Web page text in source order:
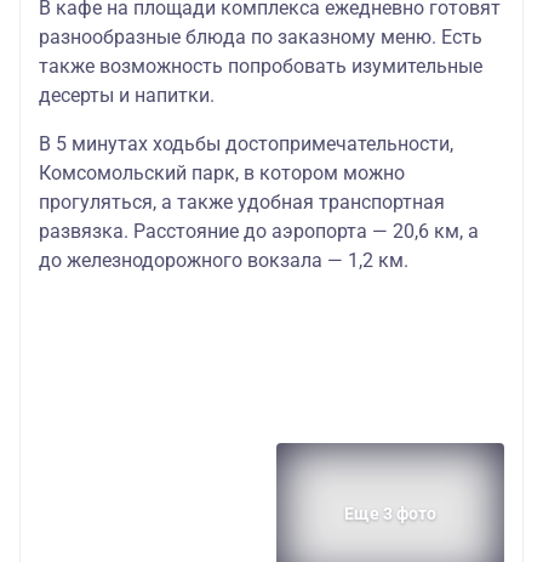
В кафе на площади комплекса ежедневно готовят
разнообразные блюда по заказному меню. Есть
также возможность попробовать изумительные
десерты и напитки.
В 5 минутах ходьбы достопримечательности,
Комсомольский парк, в котором можно
прогуляться, а также удобная транспортная
развязка. Расстояние до аэропорта — 20,6 км, а
до железнодорожного вокзала — 1,2 км.
Еще 3 фото